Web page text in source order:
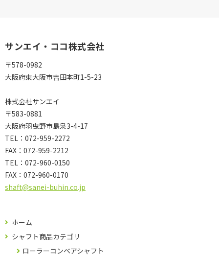
サンエイ・ココ株式会社
〒578-0982
大阪府東大阪市吉田本町1-5-23
株式会社サンエイ
〒583-0881
大阪府羽曳野市島泉3-4-17
TEL：072-959-2272
FAX：072-959-2212
TEL： 072-960-0150
FAX： 072-960-0170
shaft@sanei-buhin.co.jp
ホーム
シャフト商品カテゴリ
ローラーコンベアシャフト